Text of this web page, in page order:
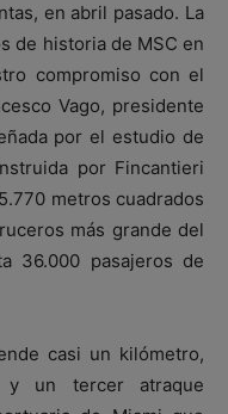
en abril pasado. La
de historia de MSC en
compromiso con el
Vago, presidente
por el estudio de
por Fincantieri
metros cuadrados
más grande del
36.000 pasajeros de
casi un kilómetro,
y un tercer atraque